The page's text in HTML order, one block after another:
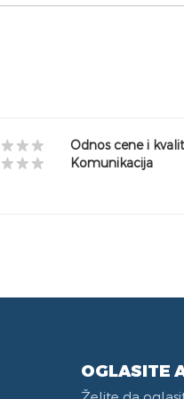
Odnos cene i
Komunikacija
OGLASITE